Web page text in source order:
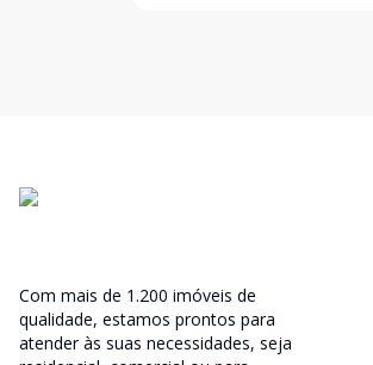
Com mais de 1.200 imóveis de
qualidade, estamos prontos para
atender às suas necessidades, seja